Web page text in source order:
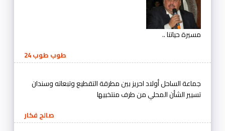
مسيرة حياتنا ..
طوب طوب 24
جماعة الساحل أولاد احريز بين مطرقة التقطيع وتبعاته وسندان
تسيير الشأن المحلي من طرف منتخبيها
صالح فكار